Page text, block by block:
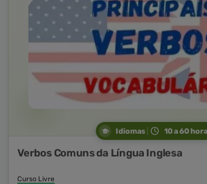
Idiomas 10 a 60
Verbos Comuns da Língua Inglesa
Curso Livre